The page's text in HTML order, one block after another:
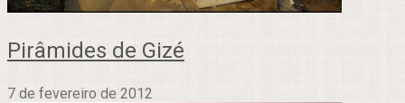
Pirâmides de Gizé
7 de fevereiro de 2012